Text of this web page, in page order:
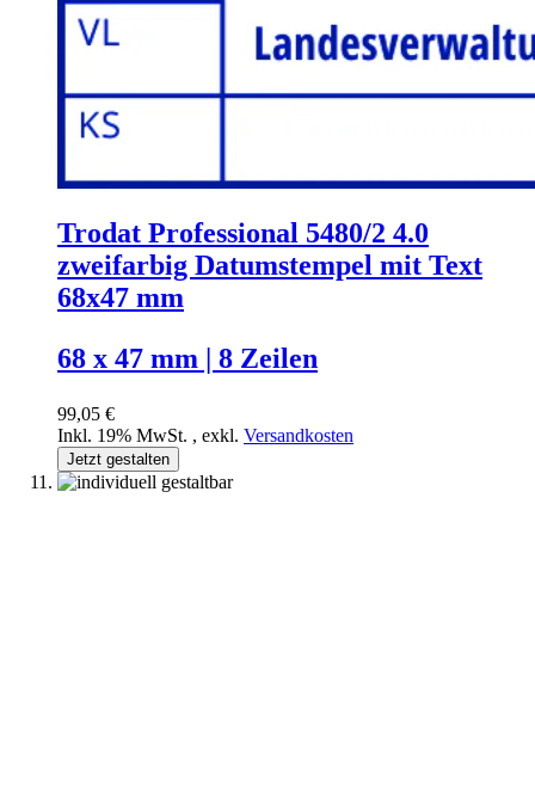
Trodat Professional 5480/2 4.0
zweifarbig Datumstempel mit Text
68x47 mm
68 x 47 mm | 8 Zeilen
99,05 €
Inkl. 19% MwSt. , exkl. Versandkosten
Jetzt gestalten